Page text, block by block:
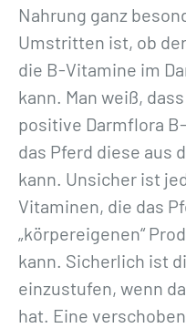
Nahrung ganz
Umstritten ist, ob
die B-Vitamine im
kann. Man weiß,
positive Darmflora
das Pferd diese aus
kann. Unsicher ist
Vitaminen, die das
„körpereigenen“
kann. Sicherlich ist
einzustufen, wenn
hat. Eine